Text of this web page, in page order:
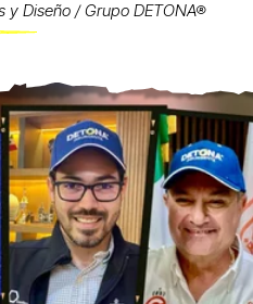
y Diseño / Grupo DETONA®